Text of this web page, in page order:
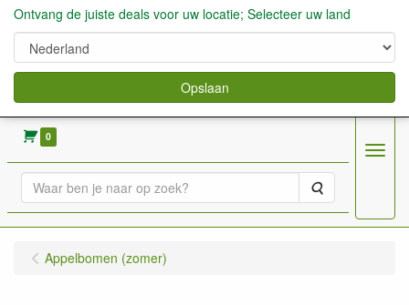
verkoop fruitbomen, bessen,aardbeien enz.
0
Zoeken
Menu
Appelbomen (zomer)
Ontvang de juiste deals voor uw locatie; Selecteer uw land
Opslaan